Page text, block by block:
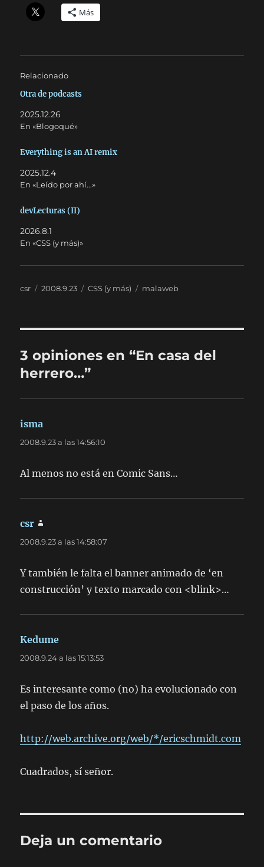
Más
Relacionado
Otra de podcasts
2025.12.26
En «Blogoqué»
Everything is an AI remix
2025.12.4
En «Leído por ahí...»
devLecturas (II)
2026.8.1
En «CSS (y más)»
Autor
csr
Publicado
2008.9.23 Categorías
CSS (y más) Etiquetas
malaweb
3 opiniones en “En casa del
herrero…”
isma
2008.9.23 a las 14:56:10
Al menos no está en Comic Sans…
csr
2008.9.23 a las 14:58:07
Y también le falta el banner animado de ‘en
construcción’ y texto marcado con <blink>…
Kedume
2008.9.24 a las 15:13:53
Es interesante como (no) ha evolucionado con
el paso de los años.
http://web.archive.org/web/*/ericschmidt.com
Cuadrados, sí señor.
Deja un comentario